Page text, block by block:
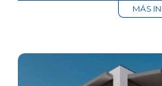
MÁS